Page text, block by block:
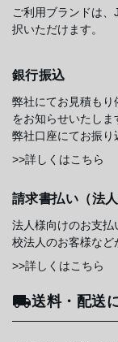
ご利用ブランドは
択いただけます。
銀行振込
弊社にてお見積も
をお知らせいたしま
弊社口座にてお振り
>>詳しくはこちら
請求書払い（法
法人様向けのお支
校法人のお客様など
>>詳しくはこちら
送料・配送